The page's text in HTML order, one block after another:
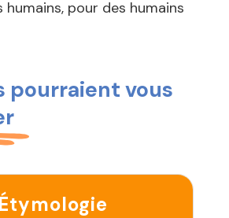
humains, pour des humains
pourraient vous
Étymologie